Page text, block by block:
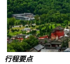
行程要点